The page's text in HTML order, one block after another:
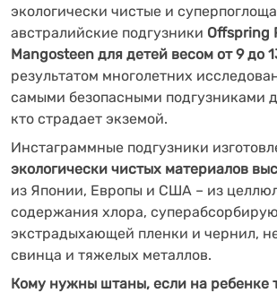
экологически чистые и
австралийские подгузники Offspring
Mangosteen для детей весом от 9 до
результатом многолетних
самыми безопасными подгузниками
кто страдает экземой.
Инстаграммные подгузники
экологически чистых материалов
из Японии, Европы и США – из
содержания хлора,
экстрадыхающей пленки и чернил,
свинца и тяжелых металлов.
Кому нужны штаны, если на ребенке